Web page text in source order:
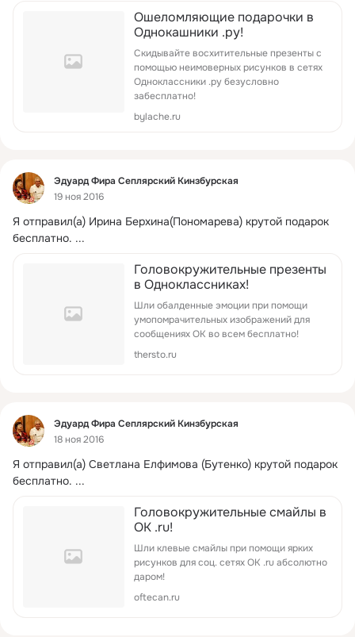
Ошеломляющие подарочки в
Однокашники .ру!
Скидывайте восхитительные презенты с
помощью неимоверных рисунков в сетях
Одноклассники .ру безусловно
забесплатно!
bylache.ru
Фид
Эдуард Фира Сеплярский Кинзбурская
19 ноя 2016
Я отправил(а) Ирина Берхина(Пономарева) крутой подарок
бесплатно. ...
Головокружительные презенты
в Одноклассниках!
Шли обалденные эмоции при помощи
умопомрачительных изображений для
сообщениях ОК во всем бесплатно!
thersto.ru
Фид
Эдуард Фира Сеплярский Кинзбурская
18 ноя 2016
Я отправил(а) Светлана Елфимова (Бутенко) крутой подарок
бесплатно. ...
Головокружительные смайлы в
OK .ru!
Шли клевые смайлы при помощи ярких
рисунков для соц. сетях OK .ru абсолютно
даром!
oftecan.ru